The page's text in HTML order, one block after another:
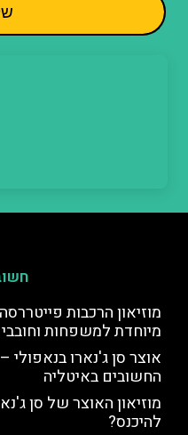
מוזיאון הרכבות
מיוחדת למשפחות
אוצר סן ג'נארו
החשובים באיטליה
מוזיאון האוצר של סן
להיכנס?